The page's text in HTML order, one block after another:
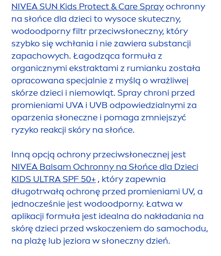
NIVEASUN Kids Protect&CareSprayochronny
na słońce dla dzieci to wysoce skuteczny,
wodoodporny filtr przeciwsłoneczny, który
szybko się wchłania i nie zawiera substancji
zapachowych. Łagodząca formuła z
organicznymi ekstraktami z rumianku została
opracowana specjalnie z myślą o wrażliwej
skórze dzieci i niemowląt. Spray chroni przed
promieniami UVA i UVB odpowiedzialnymi za
oparzenia słoneczne i pomaga zmniejszyć
ryzyko reakcji skóry na słońce.
Inną opcją ochrony przeciwsłonecznej jest
NIVEA Balsam Ochronny na Słońce dla Dzieci
KIDS ULTRA SPF 50+ , który zapewnia
długotrwałą ochronę przed promieniami UV, a
jednocześnie jest wodoodporny. Łatwa w
aplikacji formuła jest idealna do nakładania na
skórę dzieci przed wskoczeniem do samochodu,
na plażę lub jeziora w słoneczny dzień.